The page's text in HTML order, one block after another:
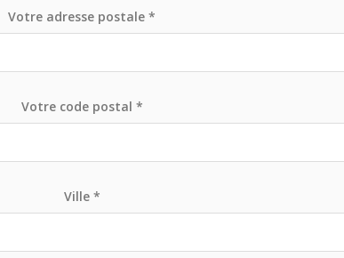
Votre adresse postale *
Votre code postal *
Ville *